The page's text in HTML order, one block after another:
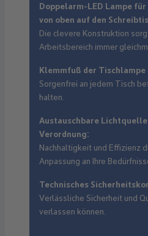
Doppelarm-LED Lampe
von oben auf den
Die clevere Konstruktion
Arbeitsbereich immer
Klemmfuß der Tischlampe
Sorgenfrei an jedem Tisch
halten.
Austauschbare
Verordnung:
Nachhaltigkeit und Effizienz
Anpassung an Ihre
Technisches
Verlässliche Sicherheit und
verlassen können.